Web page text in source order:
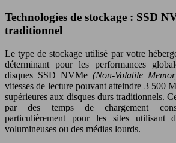
Technologies de stockage : SSD
traditionnel
Le type de stockage utilisé par votre
déterminant pour les performances
disques SSD NVMe (Non-Volatile
vitesses de lecture pouvant atteindre 3 500
supérieures aux disques durs traditionnels.
par des temps de chargement
particulièrement pour les sites utilisant
volumineuses ou des médias lourds.